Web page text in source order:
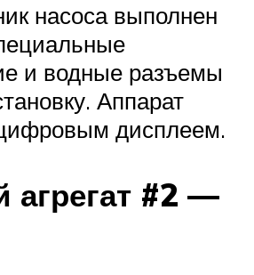
насоса выполнен
и водные разъемы
Аппарат
дисплеем.
агрегат #2 —